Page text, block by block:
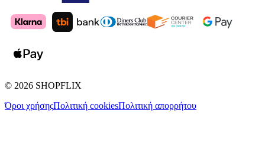
© 2026 SHOPFLIX
Όροι χρήσηςΠολιτική cookiesΠολιτική απορρήτου